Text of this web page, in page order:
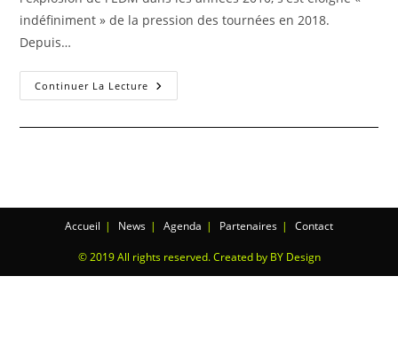
indéfiniment » de la pression des tournées en 2018.
Depuis…
Continuer La Lecture
Accueil News Agenda Partenaires Contact
© 2019 All rights reserved. Created by BY Design